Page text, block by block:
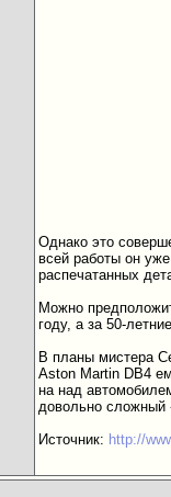
Однако это
всей работы он
распечатанных
Можно
году, а за 50-
В планы мистера
Aston Martin DB4
на над
довольно сложный
Источник: http://